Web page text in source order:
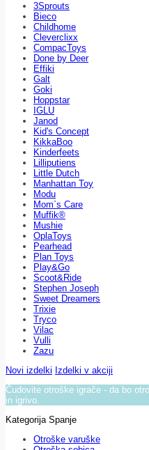
3Sprouts
Bieco
Childhome
Cleverclixx
CompacToys
Done by Deer
Effiki
Galt
Goki
Hoppstar
IGLU
Janod
Kid's Concept
KikkaBoo
Kinderfeets
Lilliputiens
Little Dutch
Manhattan Toy
Modu
Mom`s Care
Muffik®
Mushie
OplaToys
Pearhead
Plan Toys
Play&Go
Scoot&Ride
Stephen Joseph
Sweet Dreamers
Trixie
Tryco
Vilac
Vulli
Zazu
Novi izdelki Izdelki v akciji
Čudovite otroške igrače - da bo
in igrivo.
Kategorija Spanje
Otroške varuške